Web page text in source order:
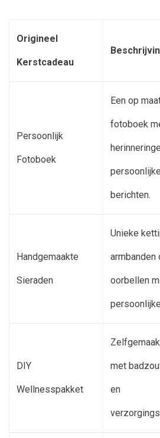
Origineel
Kerstcadeau
Persoonlijk
Fotoboek
Een op
fotoboek
persoonlijke
berichten.
Handgemaakte
Sieraden
Unieke
armbanden
oorbellen
DIY
Wellnesspakket
met
en